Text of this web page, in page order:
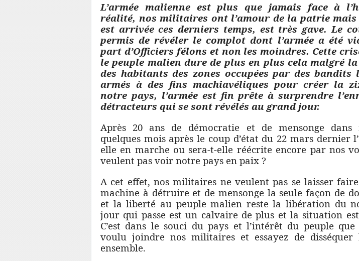
L’armée malienne est plus que jamais face à
réalité, nos militaires ont l’amour de la patrie
est arrivée ces derniers temps, est très gave. Le
permis de révéler le complot dont l’armée a été
part d’Officiers félons et non les moindres. Cette
le peuple malien dure de plus en plus cela malgré
des habitants des zones occupées par des bandits
armés à des fins machiavéliques pour créer la
notre pays, l’armée est fin prête à surprendre
détracteurs qui se sont révélés au grand jour.
Après 20 ans de démocratie et de mensonge dans
quelques mois après le coup d’état du 22 mars dernier
elle en marche ou sera-t-elle réécrite encore par nos
veulent pas voir notre pays en paix ?
A cet effet, nos militaires ne veulent pas se laisser
machine à détruire et de mensonge la seule façon de
et la liberté au peuple malien reste la libération du
jour qui passe est un calvaire de plus et la situation
C’est dans le souci du pays et l’intérêt du peuple
voulu joindre nos militaires et essayez de
ensemble.